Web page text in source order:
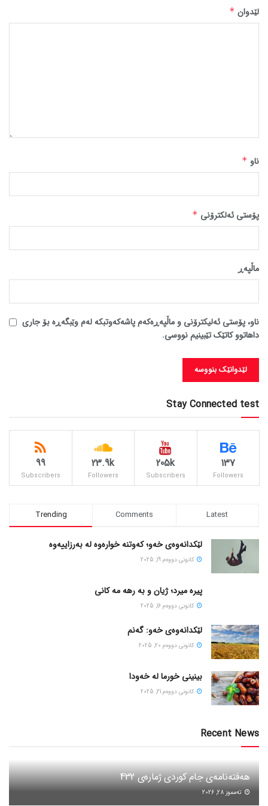
لێدوان*
ناو *
پۆستی ئەلکترۆنی *
ماڵپه‌ڕ
ناو، پۆستی ئەلیکترۆنی و ماڵپەڕەکەم پاشەکەوتبکە لەم وێبگەڕە بۆ جاری
داهاتوو کاتێک تێبینیم نووسی.
Stay Connected test
137
Followers
205k
Subscribers
23.9k
Followers
99
Subscribers
Trending Comments Latest
لێکدانەوەی خەو؛ کەوتنە خوارەوە لە بەرزاییەوە
كانونی دووه‌م 19, 2025
پیره میرد؛ ژیان و به رهه مه کانی
كانونی دووه‌م 16, 2025
لێکدانەوەی خەو: گەنم
كانونی دووه‌م 20, 2025
بینینی خورما لە خەودا
كانونی دووه‌م 21, 2025
Recent News
هەفتەنامەی جام کوردی ژمارەی 432
ته‌مموز 28, 2026